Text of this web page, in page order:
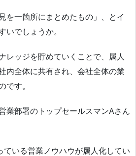
を一箇所にまとめたもの」、とイ
いでしょうか。
レッジを貯めていくことで、属人
内全体に共有され、会社全体の業
です。
業部署のトップセールスマンAさん
ている営業ノウハウが属人化してい